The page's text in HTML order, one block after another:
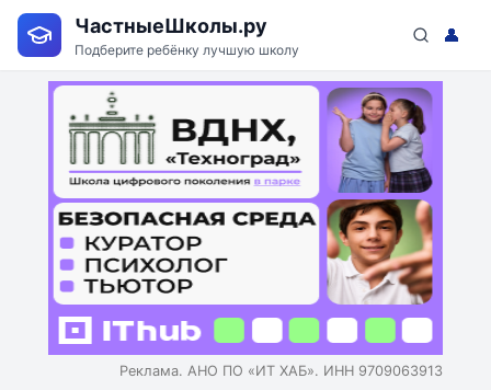
ЧастныеШколы.ру
Подберите ребёнку лучшую школу
👤
Реклама. АНО ПО «ИТ ХАБ». ИНН 9709063913